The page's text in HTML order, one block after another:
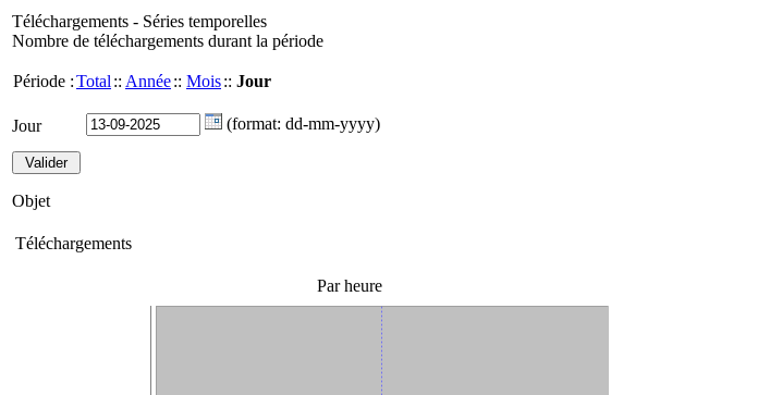
Téléchargements - Séries temporelles
Nombre de téléchargements durant la période
Période :Total :: Année:: Mois:: Jour
Jour (format: dd-mm-yyyy)
Objet
Téléchargements
Par heure